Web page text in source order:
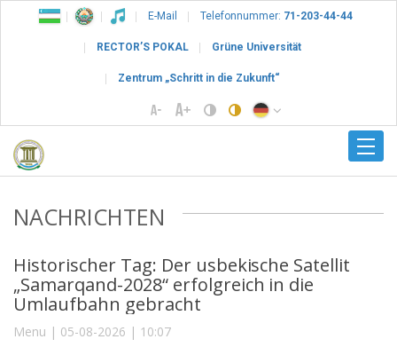
E-Mail Telefonnummer: 71-203-44-44
RECTOR’S POKAL Grüne Universität
Zentrum „Schritt in die Zukunft“
NACHRICHTEN
Historischer Tag: Der usbekische Satellit
„Samarqand-2028“ erfolgreich in die
Umlaufbahn gebracht
Menu | 05-08-2026 | 10:07